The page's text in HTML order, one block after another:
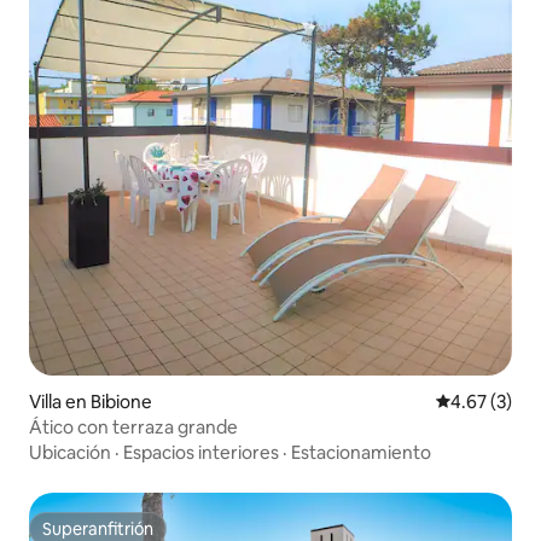
Villa en Bibione Calificación
4.67 (3)
Ático con terraza grande
Ubicación · Espacios interiores · Estacionamiento
Superanfitrión